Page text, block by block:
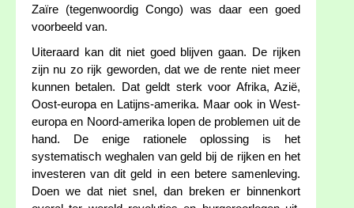
Zaïre (tegenwoordig Congo) was daar een goed
voorbeeld van.
Uiteraard kan dit niet goed blijven gaan. De rijken
zijn nu zo rijk geworden, dat we de rente niet meer
kunnen betalen. Dat geldt sterk voor Afrika, Azië,
Oost-europa en Latijns-amerika. Maar ook in West-
europa en Noord-amerika lopen de problemen uit de
hand. De enige rationele oplossing is het
systematisch weghalen van geld bij de rijken en het
investeren van dit geld in een betere samenleving.
Doen we dat niet snel, dan breken er binnenkort